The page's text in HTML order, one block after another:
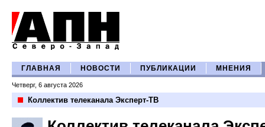
ГЛАВНАЯ НОВОСТИ ПУБЛИКАЦИИ МНЕНИЯ
Четверг, 6 августа 2026
Коллектив телеканала Эксперт-ТВ